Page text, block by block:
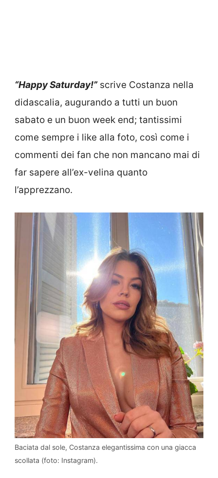
“Happy Saturday!”scrive Costanza nella
didascalia, augurando a tutti un buon
sabato e un buon week end; tantissimi
come sempre i like alla foto, così come i
commenti dei fan che non mancano mai di
far sapere all’ex-velina quanto
l’apprezzano.
Baciata dal sole, Costanza elegantissima con una giacca
scollata (foto: Instagram).